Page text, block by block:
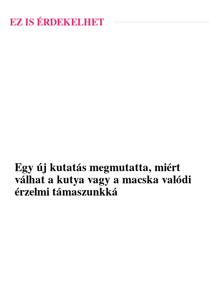
EZ IS ÉRDEKELHET
Egy új kutatás megmutatta, miért
válhat a kutya vagy a macska valódi
érzelmi támaszunkká